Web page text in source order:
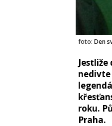
foto: Den
nedivte
roku.
Praha.